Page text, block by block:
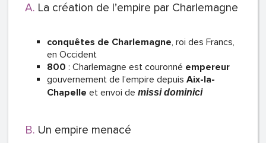
La création de l’empire par Charlemagne
conquêtes de Charlemagne, roi des Francs,
en Occident
800 : Charlemagne est couronné empereur
gouvernement de l’empire depuis Aix-la-
Chapelle et envoi de missi dominici
Un empire menacé